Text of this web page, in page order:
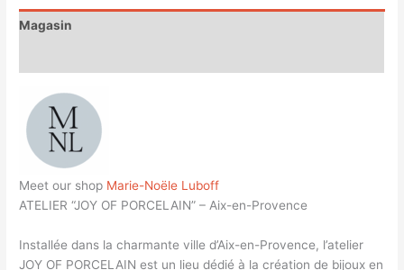
Magasin
Meet our shop Marie-Noële Luboff
ATELIER “JOY OF PORCELAIN” – Aix-en-Provence
Installée dans la charmante ville d’Aix-en-Provence, l’atelier
JOY OF PORCELAIN est un lieu dédié à la création de bijoux en